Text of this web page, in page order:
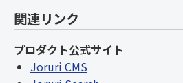
関連リンク
プロダクト公式サイト
Joruri CMS